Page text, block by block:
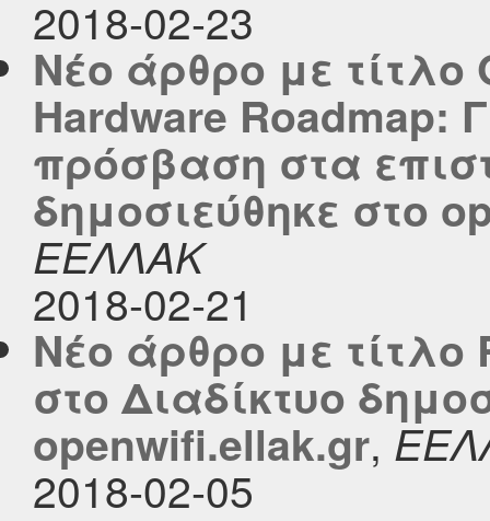
2018-02-23
Νέο άρθρο με τίτλο
Hardware
πρόσβαση στα
δημοσιεύθηκε στο
ΕΕΛΛΑΚ
2018-02-21
Νέο άρθρο με τίτλο
στο Διαδίκτυο
openwifi.ellak.gr,
2018-02-05